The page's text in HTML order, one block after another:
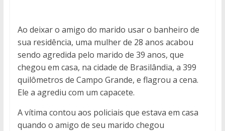
Ao deixar o amigo do marido usar o banheiro de
sua residência, uma mulher de 28 anos acabou
sendo agredida pelo marido de 39 anos, que
chegou em casa, na cidade de Brasilândia, a 399
quilômetros de Campo Grande, e flagrou a cena.
Ele a agrediu com um capacete.
A vítima contou aos policiais que estava em casa
quando o amigo de seu marido chegou